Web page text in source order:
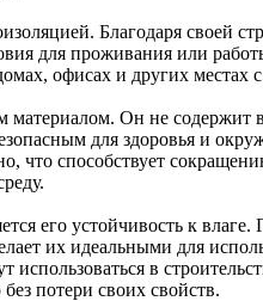
Благодаря своей
для проживания или
офисах и других местах
материалом. Он не содержит
для здоровья и
что способствует
его устойчивость к
их идеальными для
в
потери своих свойств.